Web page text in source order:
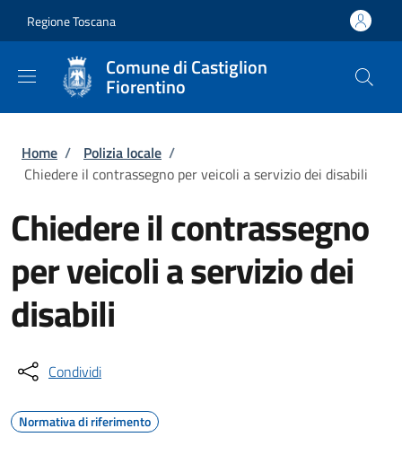
Regione Toscana
Comune di Castiglion
Fiorentino
Briciole di pane
Home / Polizia locale /
Chiedere il contrassegno per veicoli a servizio dei disabili
Chiedere il contrassegno
per veicoli a servizio dei
disabili
Condividi
Normativa di riferimento